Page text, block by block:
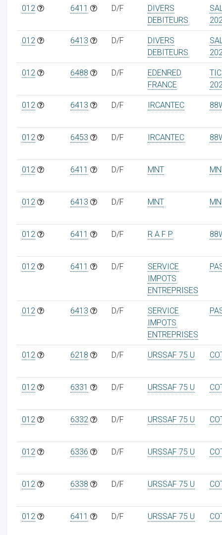
012 6411 D/F
DIVERS
DEBITEURS
012 6413 D/F
DIVERS
DEBITEURS
012 6488 D/F
EDENRED
FRANCE
012 6413 D/F IRCANTEC
012 6453 D/F IRCANTEC
012 6411 D/F MNT
012 6413 D/F MNT
012 6411 D/F R A F P
012 6411 D/F
SERVICE
IMPOTS
ENTREPRISES
012 6413 D/F
SERVICE
IMPOTS
ENTREPRISES
012 6218 D/F URSSAF 75 U
012 6331 D/F URSSAF 75 U
012 6332 D/F URSSAF 75 U
012 6336 D/F URSSAF 75 U
012 6338 D/F URSSAF 75 U
012 6411 D/F URSSAF 75 U